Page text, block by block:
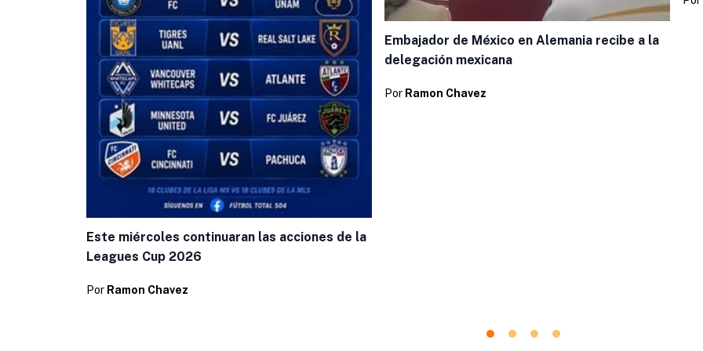
Este miércoles continuaran las acciones de la
Leagues Cup 2026
Por Ramon Chavez
Embajador de México en Alemania recibe a la
delegación mexicana
Por Ramon Chavez